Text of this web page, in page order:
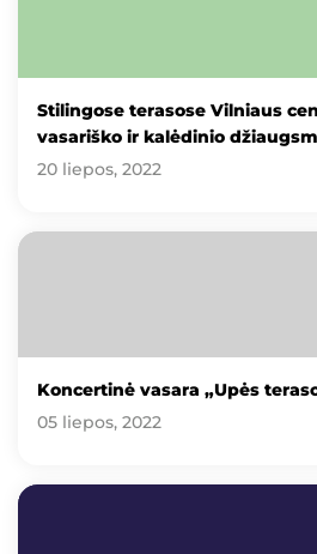
Stilingose terasose Vilniaus
vasariško ir kalėdinio
20 liepos, 2022
Koncertinė vasara „Upės
05 liepos, 2022